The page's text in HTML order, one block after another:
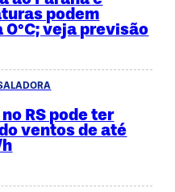
podem
0°C; veja previsão
RS pode ter
ventos de até